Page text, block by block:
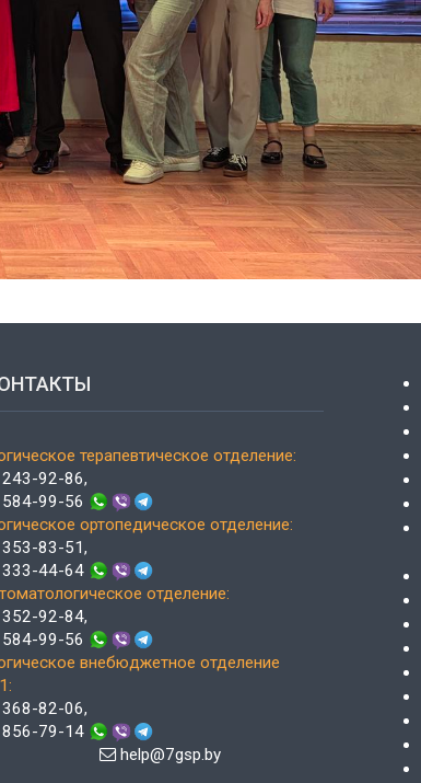
терапевтическое отделение:
92-86,
99-56
ортопедическое отделение:
83-51,
44-64
отделение:
92-84,
99-56
внебюджетное отделение
82-06,
79-14
help@7gsp.by